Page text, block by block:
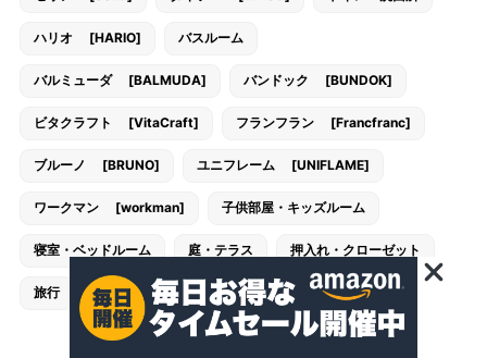
ハリオ [HARIO] バスルーム
バルミューダ [BALMUDA] バンドック [BUNDOK]
ビタクラフト [VitaCraft] フランフラン [Francfranc]
ブルーノ [BRUNO] ユニフレーム [UNIFLAME]
ワークマン [workman] 子供部屋・キッズルーム
寝室・ベッドルーム 庭・テラス 押入れ・クローゼット
旅行 書斎 玄関・エントランス 西松屋